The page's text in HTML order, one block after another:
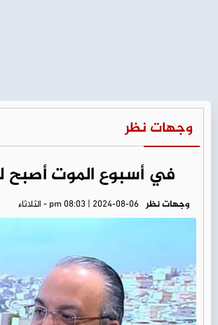
وجهات نظر
في أسبوع الموت أصبح
وجهات نظر pm 08:03 | 2024-08-06 - الثلاثاء